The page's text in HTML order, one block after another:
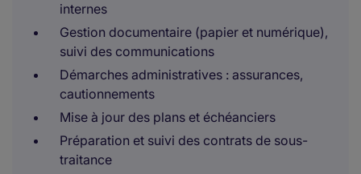
internes
Gestion documentaire (papier et numérique),
suivi des communications
Démarches administratives : assurances,
cautionnements
Mise à jour des plans et échéanciers
Préparation et suivi des contrats de sous-
traitance